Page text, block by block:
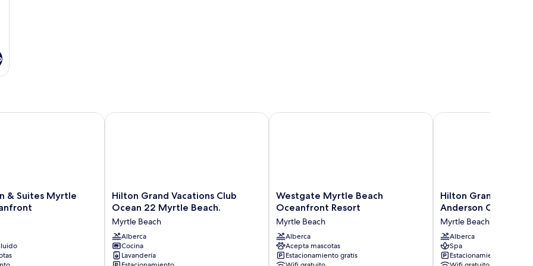
& Suites Myrtle
Suites Myrtle Beach/Oceanfront
Hilton
Grand
Club
Ocean
22
Myrtle
Hilton Grand Vacations Club
Ocean 22 Myrtle Beach.
Myrtle Beach
Alberca
Cocina
Lavandería
Hilton Grand Vacations Club Ocean 22 Myrtle Beach.
Westgate
Myrtle
Oceanfront
Resort
Myrtle
Beach
Westgate Myrtle Beach
Oceanfront Resort
Myrtle Beach
Alberca
Acepta mascotas
Estacionamiento gratis
Westgate Myrtle Beach Oceanfront Resort
Hilton
Grand
Club
Anderson
Ocean
Myrtle
Hilton Grand
Anderson Ocean
Myrtle Beach
Alberca
Spa
Estacionamiento gratis
Hilton Grand